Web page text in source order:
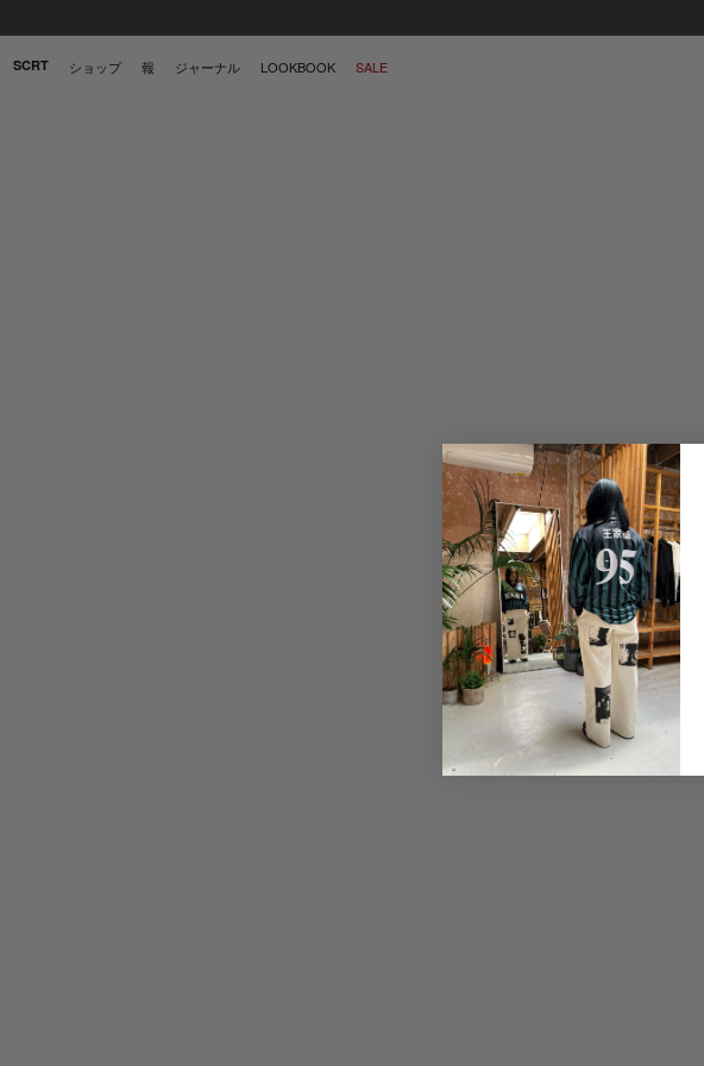
SCRT ショップ 報 ジャーナル LOOKBOOK SALE